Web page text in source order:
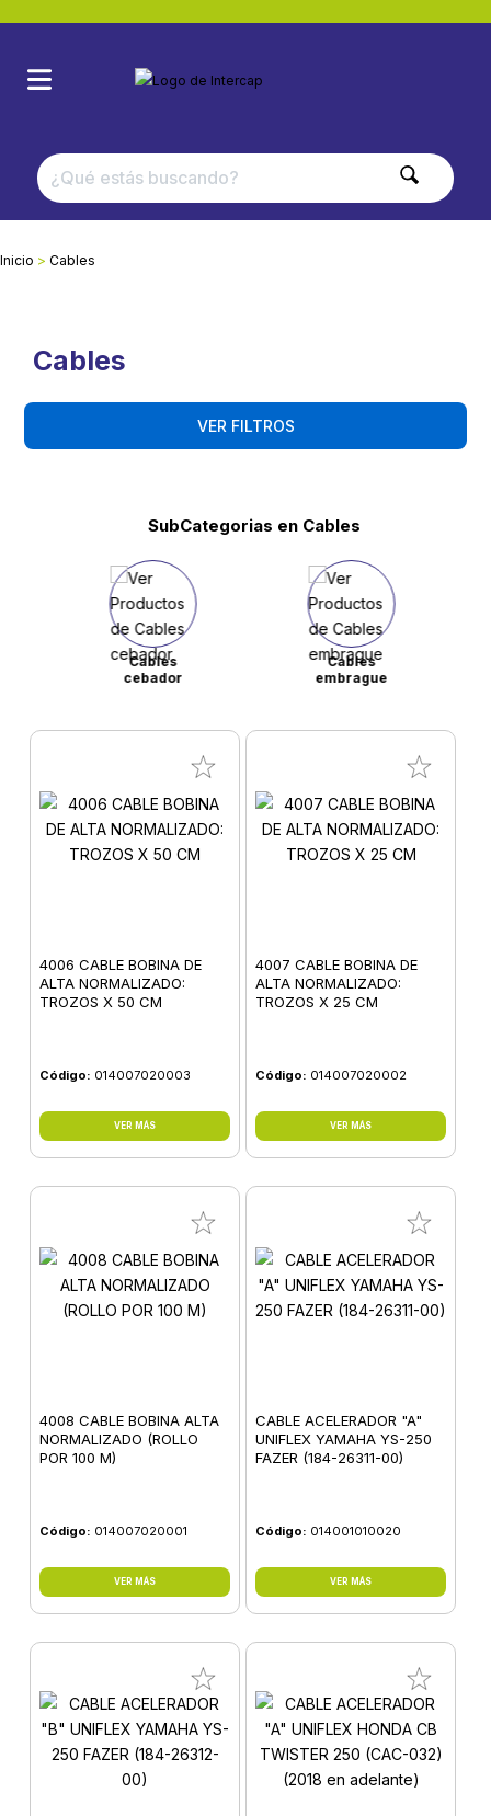
Inicio Cables
Cables
VER FILTROS
SubCategorias en Cables
Cables
cebador
Cables
embrague
4006 CABLE BOBINA DE
ALTA NORMALIZADO:
TROZOS X 50 CM
Código: 014007020003
VER MÁS
4007 CABLE BOBINA DE
ALTA NORMALIZADO:
TROZOS X 25 CM
Código: 014007020002
VER MÁS
4008 CABLE BOBINA ALTA
NORMALIZADO (ROLLO
POR 100 M)
Código: 014007020001
VER MÁS
CABLE ACELERADOR "A"
UNIFLEX YAMAHA YS-250
FAZER (184-26311-00)
Código: 014001010020
VER MÁS